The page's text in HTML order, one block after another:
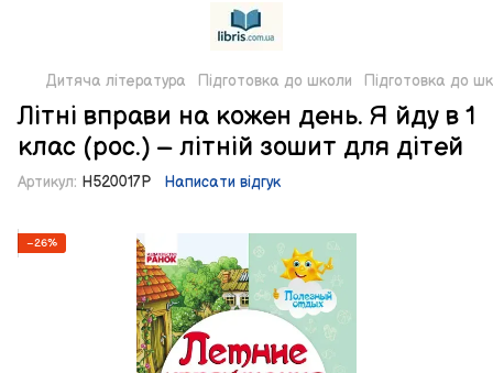
Дитяча література Підготовка до школи Підготовка до
Літні вправи на кожен день. Я йду в 1
клас (рос.) – літній зошит для дітей
Артикул: Н520017Р Написати відгук
−26%